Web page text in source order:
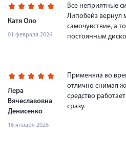
Катя Оло
01 февраля 2026
Все неприятные
Липобейз вернул
самочувствие, а
постоянным
Лера
Вячеславовна
Денисенко
16 января 2026
Применяла во
отлично снимал
средство
сразу.